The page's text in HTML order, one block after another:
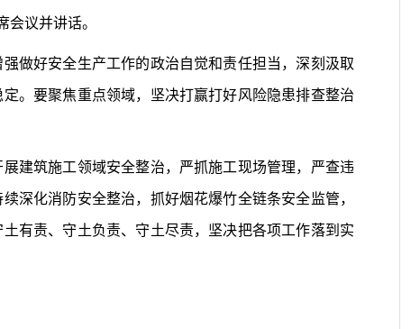
议并讲话。
做好安全生产工作的政治自觉和责任担当，深刻汲取
。要聚焦重点领域，坚决打赢打好风险隐患排查整治
建筑施工领域安全整治，严抓施工现场管理，严查违
深化消防安全整治，抓好烟花爆竹全链条安全监管，
有责、守土负责、守土尽责，坚决把各项工作落到实